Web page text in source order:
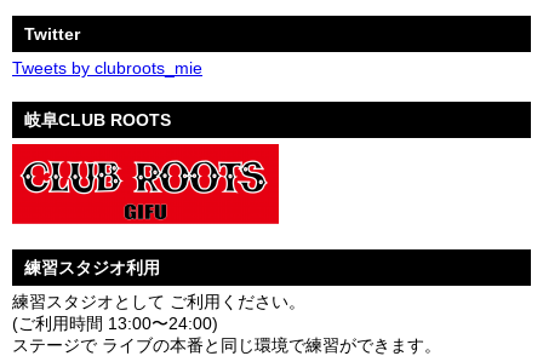
Twitter
Tweets by clubroots_mie
岐阜CLUB ROOTS
練習スタジオ利用
練習スタジオとして ご利用ください。
(ご利用時間 13:00〜24:00)
ステージで ライブの本番と同じ環境で練習ができます。